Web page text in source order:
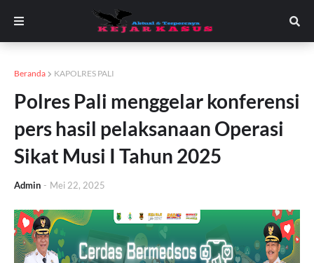
Beranda KAPOLRES PALI
Polres Pali menggelar konferensi
pers hasil pelaksanaan Operasi
Sikat Musi I Tahun 2025
Admin - Mei 22, 2025